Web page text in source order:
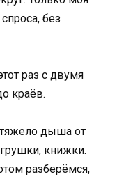
без
раз с двумя
краёв.
дыша от
книжки.
разберёмся,